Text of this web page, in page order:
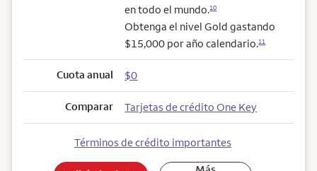
en todo el mundo.10
Obtenga el nivel Gold gastando
$15,000 por año calendario.11
Cuota anual $0
Comparar Tarjetas de crédito One Key
Términos de crédito importantes